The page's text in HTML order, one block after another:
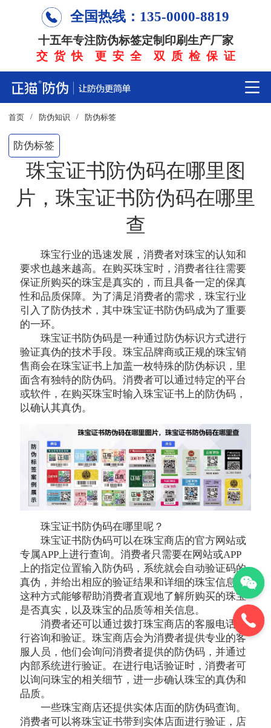
全国热线：135-0000-8819
十五年专注防伪标签定制印刷生产厂家
交 货 快 更 安 全 双 质 检 保 证
首页 / 防伪知识 / 防伪标签
防伪标签
珠宝证书防伪码在哪里图
片，珠宝证书防伪码在哪里
查
珠宝行业的迅速发展，消费者对珠宝的认知和
要求也越来越高。在购买珠宝时，消费者往往需要
保证所购买的珠宝是真实的，而且具备一定的保真
性和品质保障。为了满足消费者的需求，珠宝行业
引入了防伪技术，其中珠宝证书防伪码成为了重要
的一环。
珠宝证书防伪码是一种通过防伪标识方式进行
验证真伪的技术手段。珠宝品牌商或正规的珠宝销
售商会在珠宝证书上加盖一枚特殊的防伪标识，里
面含有独特的防伪码。消费者可以通过特定的平台
或软件，在购买珠宝时输入珠宝证书上的防伪码，
以确认其真伪。
珠宝证书防伪码在哪里呢？
珠宝证书防伪码可以在珠宝商店的官方网站或
专属APP上进行查询。消费者只需要在网站或APP
上的指定位置输入防伪码，系统就会自动验证码的
真伪，并给出相应的验证结果和详细的珠宝信息。
这种方式能够帮助消费者直观地了解所购买的珠宝
是否真实，以及珠宝的品质等相关信息。
消费者还可以通过拨打珠宝商店的客服电话进
行咨询和验证。珠宝商店会为消费者提供专业的客
服人员，他们会询问消费者提供的防伪码，并通过
内部系统进行验证。在进行电话验证时，消费者可
以询问珠宝的相关细节，进一步确认珠宝的真伪和
品质。
一些珠宝商店还提供实体店面的防伪码查询。
消费者可以将珠宝证书带到实体店面进行验证，店